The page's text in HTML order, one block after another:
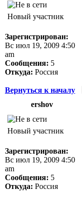
Новый участник
Зарегистрирован:
Вс июл 19, 2009 4:50
am
Сообщения: 5
Откуда: Россия
Вернуться к началу
ershov
Новый участник
Зарегистрирован:
Вс июл 19, 2009 4:50
am
Сообщения: 5
Откуда: Россия